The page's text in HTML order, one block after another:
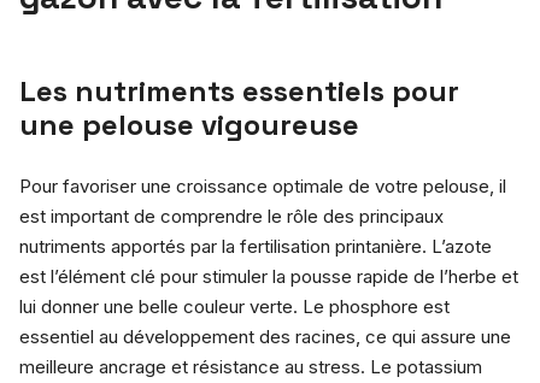
Les nutriments essentiels pour
une pelouse vigoureuse
Pour favoriser une croissance optimale de votre pelouse, il
est important de comprendre le rôle des principaux
nutriments apportés par la fertilisation printanière. L’azote
est l’élément clé pour stimuler la pousse rapide de l’herbe et
lui donner une belle couleur verte. Le phosphore est
essentiel au développement des racines, ce qui assure une
meilleure ancrage et résistance au stress. Le potassium